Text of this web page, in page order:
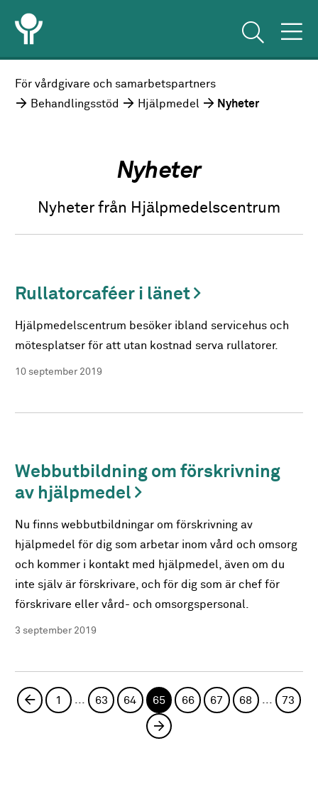
För vårdgivare och samarbetspartners
Behandlingsstöd
Hjälpmedel Nyheter
Nyheter
Nyheter från Hjälpmedelscentrum
Rullatorcaféer i länet
Hjälpmedelscentrum besöker ibland servicehus och
mötesplatser för att utan kostnad serva rullatorer.
10 september 2019
Webbutbildning om förskrivning
av hjälpmedel
Nu finns webbutbildningar om förskrivning av
hjälpmedel för dig som arbetar inom vård och omsorg
och kommer i kontakt med hjälpmedel, även om du
inte själv är förskrivare, och för dig som är chef för
förskrivare eller vård- och omsorgspersonal.
3 september 2019
Föregående sida
1 ... 63 64 65 66 67 68 ... 73
Nästa sida